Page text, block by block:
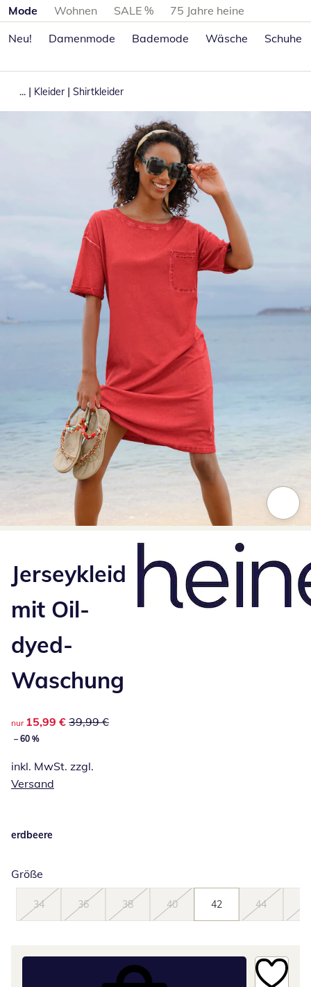
Produktkategorien überspringen
Mode Wohnen SALE %
75 Jahre heine
Neu!
Damenmode Bademode Wäsche Schuhe
... | Kleider | Shirtkleider
Jerseykleid
mit Oil-
dyed-
Waschung
reduzierter Preis 15,99 €, vorheriger Preis: 39,99 €
nur 15,99 € 39,99 €
– 60 %
inkl. MwSt. zzgl.
Versand
erdbeere
Größe
34 36 38 40 42 44